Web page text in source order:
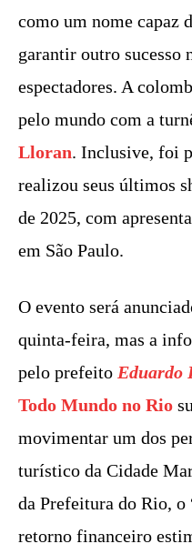
como um nome capaz
garantir outro sucesso
espectadores. A
pelo mundo com a
Lloran. Inclusive, foi
realizou seus últimos
de 2025, com
em São Paulo.
O evento será
quinta-feira, mas a
pelo prefeito Eduardo
Todo Mundo no Rio
movimentar um dos
turístico da Cidade
da Prefeitura do Rio, o
retorno financeiro